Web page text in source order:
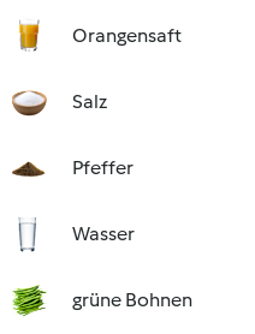
Orangensaft
Salz
Pfeffer
Wasser
grüne Bohnen